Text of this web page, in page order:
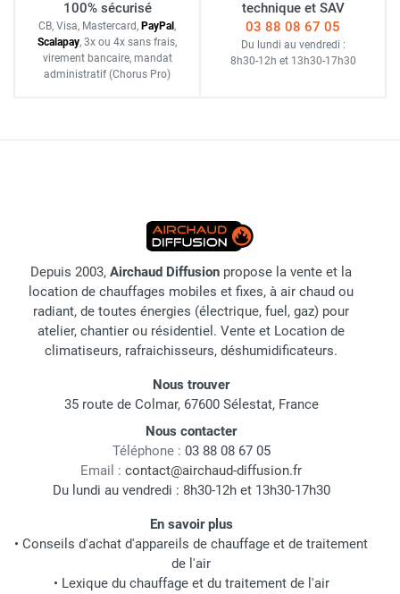
100% sécurisé
CB, Visa, Mastercard, PayPal ,
Scalapay, 3x ou 4x sans frais,
virement bancaire, mandat
administratif (Chorus Pro)
technique et SAV
03 88 08 67 05
Du lundi au vendredi :
8h30-12h et 13h30-17h30
Depuis 2003, Airchaud Diffusion propose la vente et la
location de chauffages mobiles et fixes, à air chaud ou
radiant, de toutes énergies (électrique, fuel, gaz) pour
atelier, chantier ou résidentiel. Vente et Location de
climatiseurs, rafraichisseurs, déshumidificateurs.
Nous trouver
35 route de Colmar, 67600 Sélestat, France
Nous contacter
Téléphone : 03 88 08 67 05
Email : contact@airchaud-diffusion.fr
Du lundi au vendredi : 8h30-12h et 13h30-17h30
En savoir plus
• Conseils d'achat d'appareils de chauffage et de traitement
de l'air
• Lexique du chauffage et du traitement de l'air